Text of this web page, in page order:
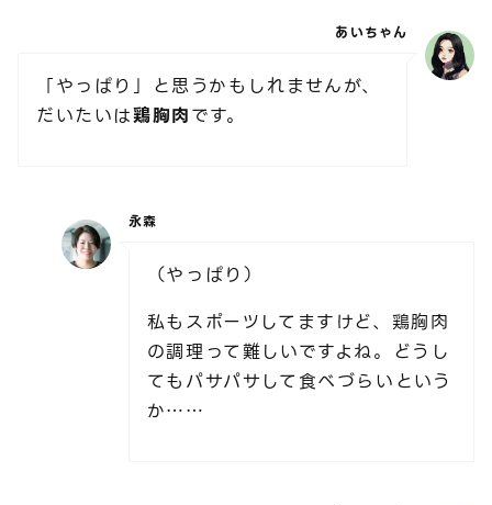
あいちゃん
「やっぱり」と思うかもしれませんが、
だいたいは鶏胸肉です。
永森
（やっぱり）
私もスポーツしてますけど、鶏胸肉
の調理って難しいですよね。どうし
てもパサパサして食べづらいという
か……